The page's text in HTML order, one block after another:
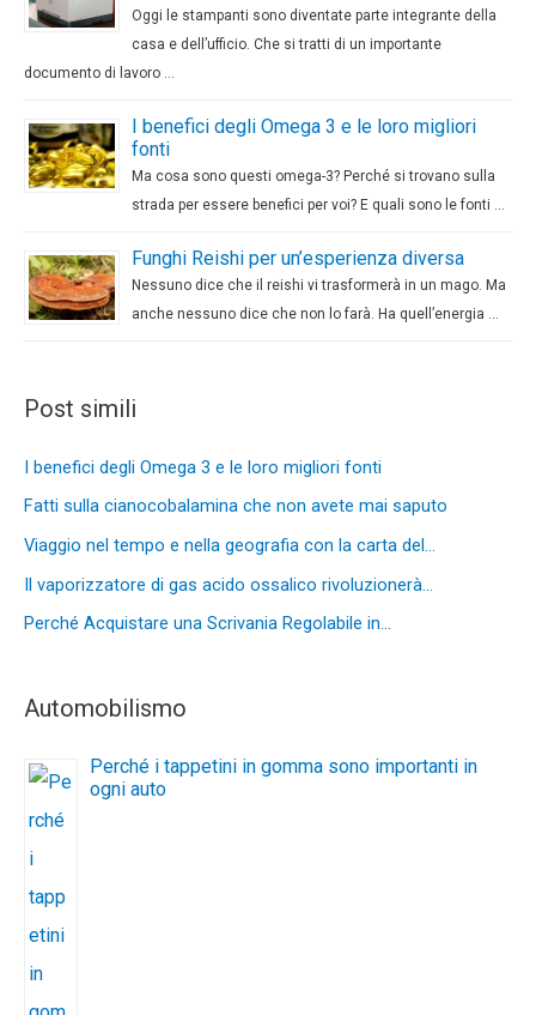
Oggi le stampanti sono diventate parte integrante della
casa e dell’ufficio. Che si tratti di un importante
documento di lavoro …
I benefici degli Omega 3 e le loro migliori
fonti
Ma cosa sono questi omega-3? Perché si trovano sulla
strada per essere benefici per voi? E quali sono le fonti …
Funghi Reishi per un’esperienza diversa
Nessuno dice che il reishi vi trasformerà in un mago. Ma
anche nessuno dice che non lo farà. Ha quell’energia …
Post simili
I benefici degli Omega 3 e le loro migliori fonti
Fatti sulla cianocobalamina che non avete mai saputo
Viaggio nel tempo e nella geografia con la carta del…
Il vaporizzatore di gas acido ossalico rivoluzionerà…
Perché Acquistare una Scrivania Regolabile in…
Automobilismo
Perché i tappetini in gomma sono importanti in
ogni auto